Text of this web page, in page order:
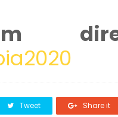
Tweet Share it